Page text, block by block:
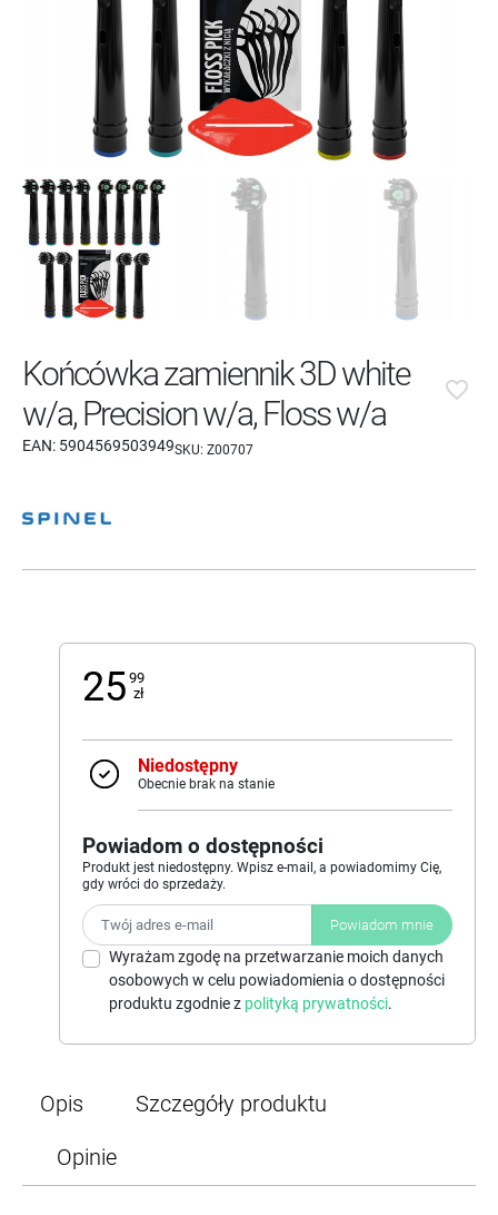
Końcówka zamiennik 3D white
w/a, Precision w/a, Floss w/a
EAN: 5904569503949SKU: Z00707
favorite_border
25 99
zł
Niedostępny
Obecnie brak na stanie
Powiadom o dostępności
Produkt jest niedostępny. Wpisz e-mail, a powiadomimy Cię,
gdy wróci do sprzedaży.
Powiadom mnie
Wyrażam zgodę na przetwarzanie moich danych
osobowych w celu powiadomienia o dostępności
produktu zgodnie z polityką prywatności.
Opis
Szczegóły produktu
Opinie